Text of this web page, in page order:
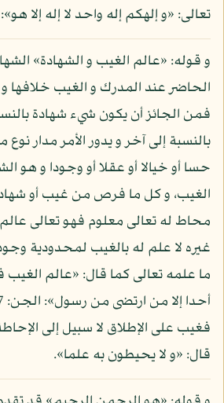
تعالى: «و إلهكم إله واحد لا إله إلا هو»:
و قوله: «عالم الغيب و الشهادة»
الحاضر عند المدرك و الغيب خلافها
فمن الجائز أن يكون شيء شهادة
بالنسبة إلى آخر و يدور الأمر مدار
حسا أو خيالا أو عقلا أو وجودا و هو
الغيب، و كل ما فرص من غيب أو
محاط له تعالى معلوم فهو تعالى
غيره لا علم له بالغيب لمحدودية
ما علمه تعالى كما قال: «عالم الغيب
فغيب على الإطلاق لا سبيل إلى
قال: «و لا يحيطون به علما».